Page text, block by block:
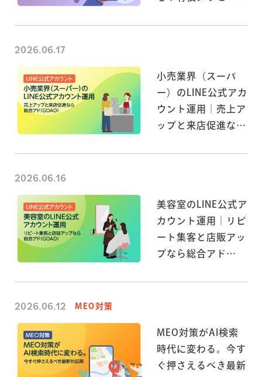
2026.06.17
小売業界（スーパ
ー）のLINE公式アカ
ウント運用｜売上ア
ップと来店促進なら
2026.06.16
美容室のLINE公式ア
カウント運用｜リピ
ート集客と店販アッ
プなら総合アド
2026.06.12 MEO対策
MEO対策がAI検索
時代に変わる。今す
ぐ押さえるべき最新